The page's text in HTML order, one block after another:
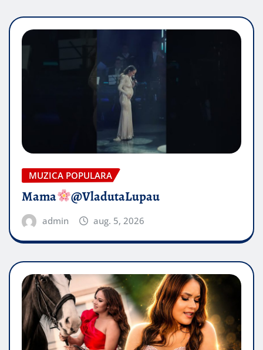
MUZICA POPULARA
Mama @VladutaLupau
admin aug. 5, 2026